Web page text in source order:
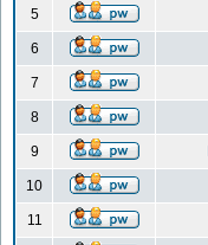
5
6
7
8
9
10
11